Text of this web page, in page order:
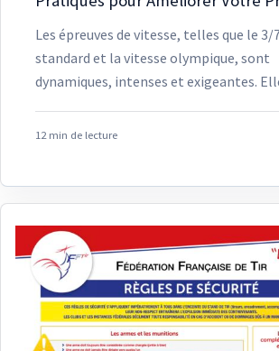
Les épreuves de vitesse, telles que le 3/
standard et la vitesse olympique, sont
dynamiques, intenses et exigeantes.
12 min de lecture